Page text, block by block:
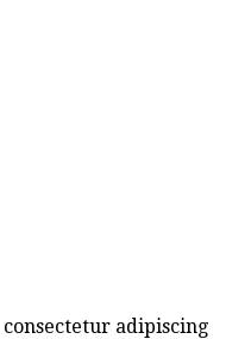
adipiscing